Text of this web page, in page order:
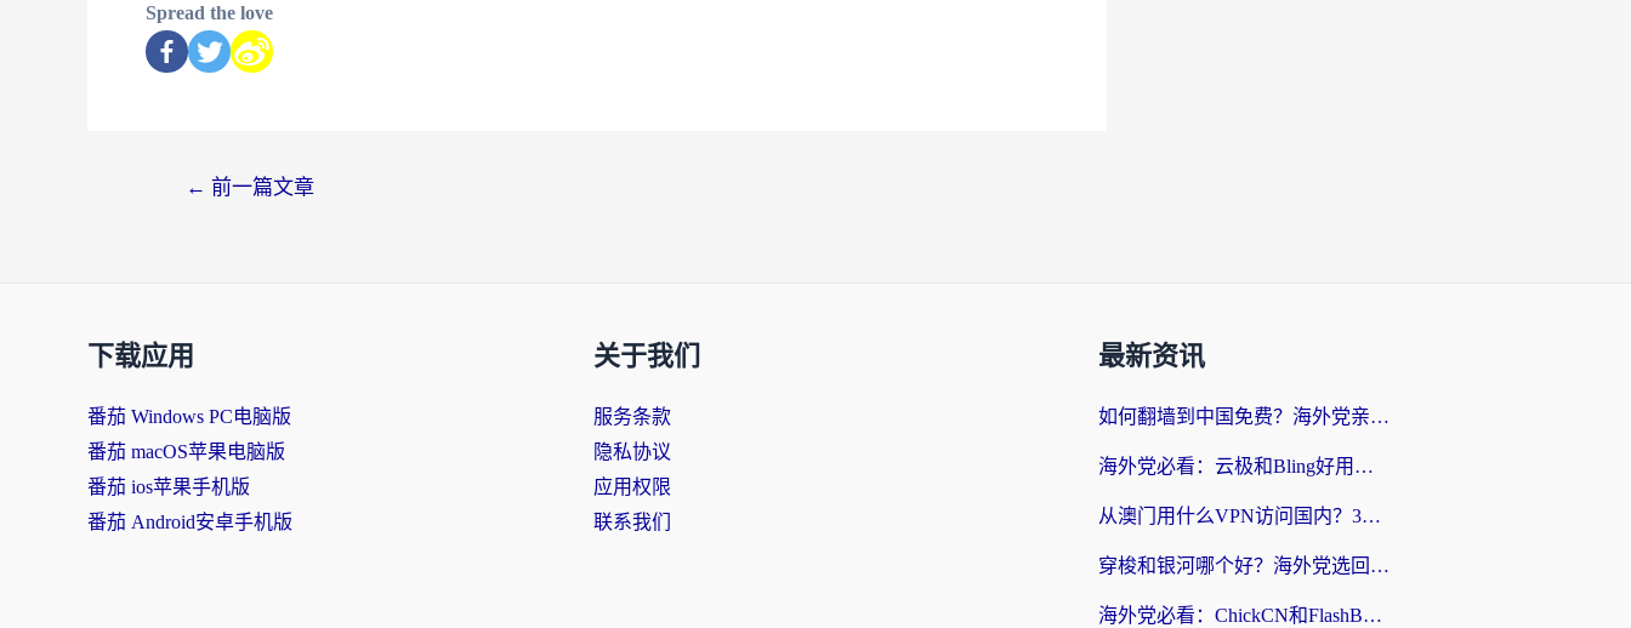
Spread the love
← 前一篇文章
下载应用
番茄 Windows PC电脑版
番茄 macOS苹果电脑版
番茄 ios苹果手机版
番茄 Android安卓手机版
关于我们
服务条款
隐私协议
应用权限
联系我们
最新资讯
如何翻墙到中国免费？海外党亲测：从踩坑到选对加速器的全攻略
海外党必看：云极和Bling好用吗？3分钟教你选对回国加速器
从澳门用什么VPN访问国内？3个实用标准帮你避开坑，无缝刷剧听歌
穿梭和银河哪个好？海外党选回国加速器的避坑指南，附番茄加速器实测体验
海外党必看：ChickCN和FlashBack好用吗？3招教你选对回国加速器（附云极、HomeCN、斧牛vs艾果对比）